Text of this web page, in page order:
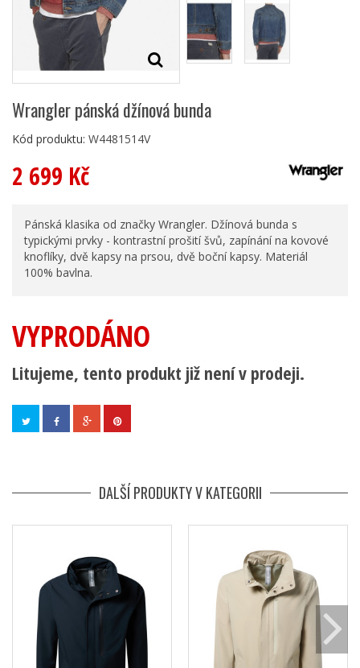
Wrangler pánská džínová bunda
Kód produktu: W4481514V
2 699 Kč
Pánská klasika od značky Wrangler. Džínová bunda s
typickými prvky - kontrastní prošití švů, zapínání na kovové
knoflíky, dvě kapsy na prsou, dvě boční kapsy. Materiál
100% bavlna.
VYPRODÁNO
Litujeme, tento produkt již není v prodeji.
DALŠÍ PRODUKTY V KATEGORII